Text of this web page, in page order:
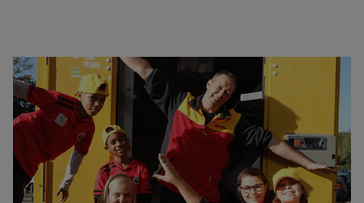
Alles over GoTeach